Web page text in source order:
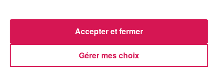
OFENBACH, STARSAILOR
Gérer mes choix
Accepter et fermer